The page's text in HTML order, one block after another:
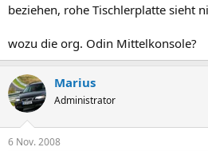
beziehen, rohe Tischlerplatte sieht
wozu die org. Odin Mittelkonsole?
Marius
Administrator
6 Nov. 2008